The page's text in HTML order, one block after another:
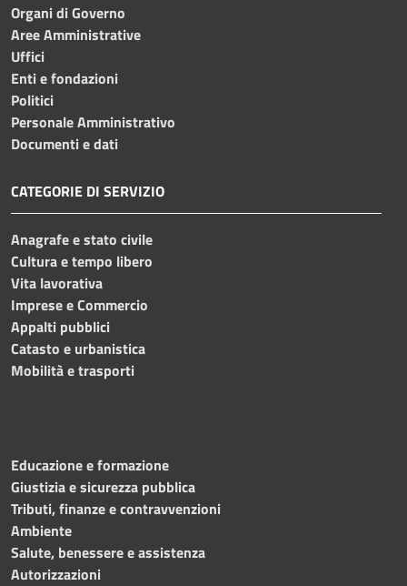
Organi di Governo
Aree Amministrative
Uffici
Enti e fondazioni
Politici
Personale Amministrativo
Documenti e dati
CATEGORIE DI SERVIZIO
Anagrafe e stato civile
Cultura e tempo libero
Vita lavorativa
Imprese e Commercio
Appalti pubblici
Catasto e urbanistica
Mobilità e trasporti
Educazione e formazione
Giustizia e sicurezza pubblica
Tributi, finanze e contravvenzioni
Ambiente
Salute, benessere e assistenza
Autorizzazioni